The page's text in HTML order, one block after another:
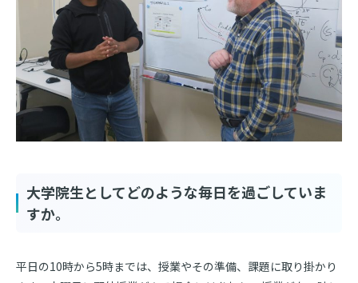
大学院生としてどのような毎日を過ごしていま
すか。
平日の10時から5時までは、授業やその準備、課題に取り掛かり